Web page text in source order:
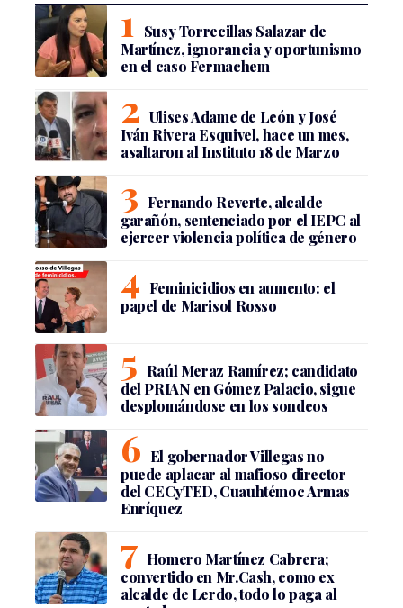
Susy Torrecillas Salazar de
Martínez, ignorancia y oportunismo
en el caso Fermachem
Ulises Adame de León y José
Iván Rivera Esquivel, hace un mes,
asaltaron al Instituto 18 de Marzo
Fernando Reverte, alcalde
garañón, sentenciado por el IEPC al
ejercer violencia política de género
Feminicidios en aumento: el
papel de Marisol Rosso
Raúl Meraz Ramírez; candidato
del PRIAN en Gómez Palacio, sigue
desplomándose en los sondeos
El gobernador Villegas no
puede aplacar al mafioso director
del CECyTED, Cuauhtémoc Armas
Enríquez
Homero Martínez Cabrera;
convertido en Mr.Cash, como ex
alcalde de Lerdo, todo lo paga al